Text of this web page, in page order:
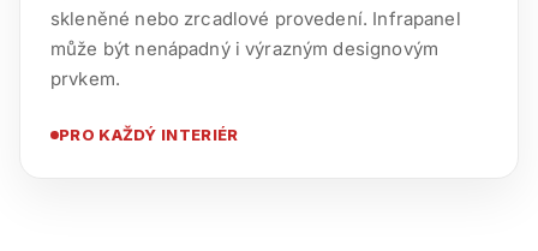
skleněné nebo zrcadlové provedení. Infrapanel
může být nenápadný i výrazným designovým
prvkem.
PRO KAŽDÝ INTERIÉR